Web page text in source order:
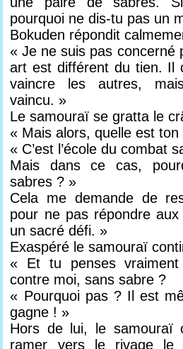
pourquoi ne dis-tu pas un
Bokuden répondit
« Je ne suis pas concerné
art est différent du tien. Il
vaincre les autres,
vaincu. »
Le samouraï se gratta le
« Mais alors, quelle est ton
« C’est l’école du combat
Mais dans ce cas,
sabres ? »
Cela me demande de
pour ne pas répondre aux
un sacré défi. »
Exaspéré le samouraï
« Et tu penses vraiment
contre moi, sans sabre ?
« Pourquoi pas ? Il est
gagne ! »
Hors de lui, le samouraï
ramer vers le rivage le